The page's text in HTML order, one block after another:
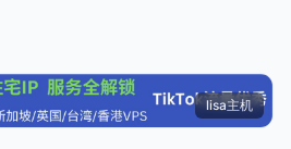
lisa主机